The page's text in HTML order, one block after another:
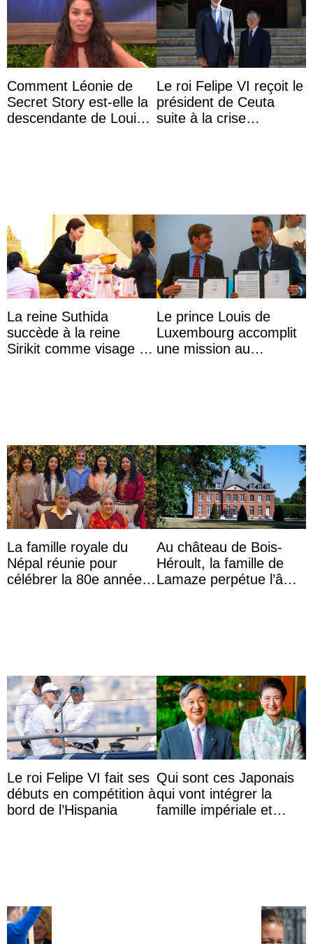
Comment Léonie de
Secret Story est-elle la
descendante de Louis
Le roi Felipe VI reçoit le
président de Ceuta
suite à la crise
La reine Suthida
succède à la reine
Sirikit comme visage de
Le prince Louis de
Luxembourg accomplit
une mission au
La famille royale du
Népal réunie pour
célébrer la 80e année
Au château de Bois-
Héroult, la famille de
Lamaze perpétue l’âme
Le roi Felipe VI fait ses
débuts en compétition à
bord de l’Hispania
Qui sont ces Japonais
qui vont intégrer la
famille impériale et